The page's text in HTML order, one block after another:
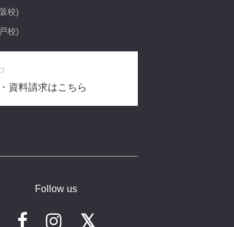
校)
校)
資料請求はこちら
Follow us